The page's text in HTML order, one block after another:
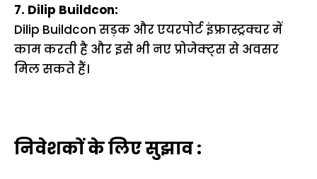
7. Dilip Buildcon:
Dilip Buildcon सड़क और एयरपोर्ट इंफ्रास्ट्रक्चर में
काम करती है और इसे भी नए प्रोजेक्ट्स से अवसर
मिल सकते हैं।
निवेशकों के लिए सुझाव :